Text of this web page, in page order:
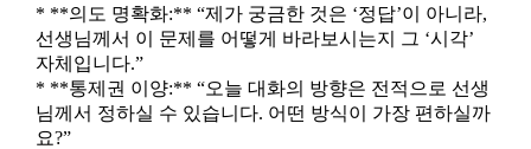
* **의도 명확화:** “제가 궁금한 것은 ‘정답’이 아니라,
선생님께서 이 문제를 어떻게 바라보시는지 그 ‘시각’
자체입니다.”
* **통제권 이양:** “오늘 대화의 방향은 전적으로 선생
님께서 정하실 수 있습니다. 어떤 방식이 가장 편하실까
요?”